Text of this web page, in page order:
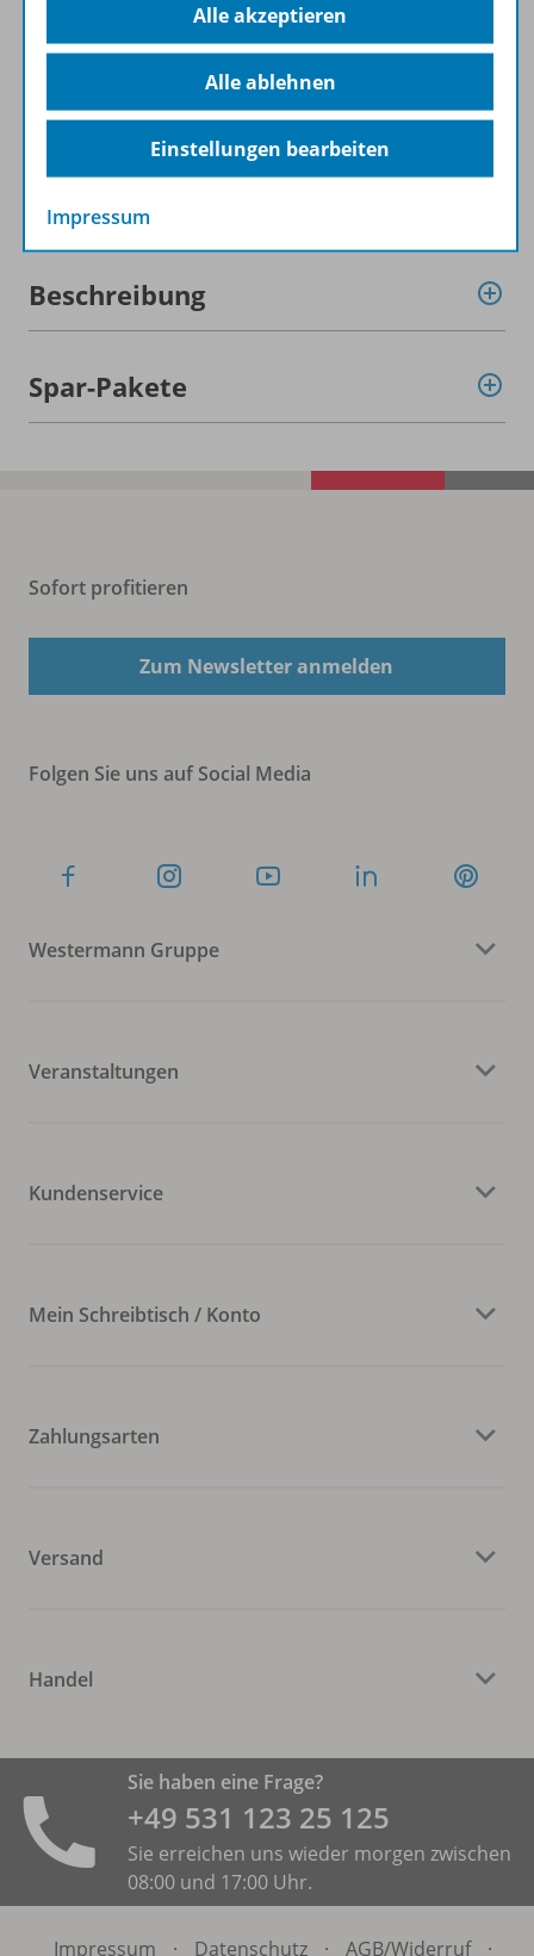
ZU DEN ABO-ANGEBOTEN
Informationen
Beschreibung
Spar-Pakete
Sofort profitieren
Zum Newsletter anmelden
Folgen Sie uns auf Social Media
Westermann Gruppe
Veranstaltungen
Kundenservice
Mein Schreibtisch / Konto
Zahlungsarten
Versand
Handel
Sie haben eine Frage?
+49 531 ­123 25 125
Sie erreichen uns wieder morgen zwischen
08:00 und 17:00 Uhr.
Impressum · Datenschutz · AGB/Widerruf ·
Alle akzeptieren
Alle ablehnen
Einstellungen bearbeiten
Impressum